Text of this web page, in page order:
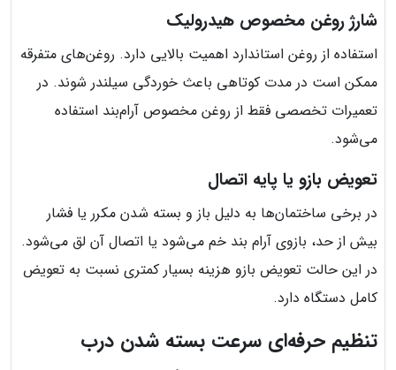
شارژ روغن مخصوص هیدرولیک
استفاده از روغن استاندارد اهمیت بالایی دارد. روغن‌های متفرقه
ممکن است در مدت کوتاهی باعث خوردگی سیلندر شوند. در
تعمیرات تخصصی فقط از روغن مخصوص آرام‌بند استفاده
می‌شود.
تعویض بازو یا پایه اتصال
در برخی ساختمان‌ها به دلیل باز و بسته شدن مکرر یا فشار
بیش از حد، بازوی آرام بند خم می‌شود یا اتصال آن لق می‌شود.
در این حالت تعویض بازو هزینه بسیار کمتری نسبت به تعویض
کامل دستگاه دارد.
تنظیم حرفه‌ای سرعت بسته شدن درب